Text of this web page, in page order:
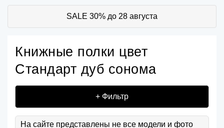
SALE 30% до 28 августа
Книжные полки цвет
Стандарт дуб сонома
+ Фильтр
На сайте представлены не все модели и фото